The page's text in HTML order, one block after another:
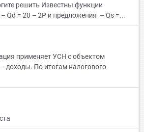
решить Известны функции
Qd = 20 – 2P и предложения – Qs =...
применяет УСН с объектом
доходы. По итогам налогового